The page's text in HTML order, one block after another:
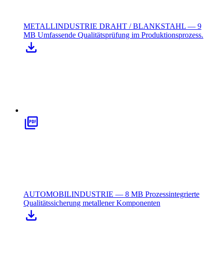
METALLINDUSTRIE DRAHT / BLANKSTAHL — 9
MB Umfassende Qualitätsprüfung im Produktionsprozess.
AUTOMOBILINDUSTRIE — 8 MB Prozessintegrierte
Qualitätssicherung metallener Komponenten